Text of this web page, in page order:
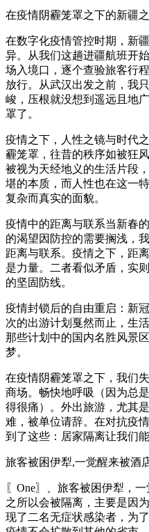
在疫情阴霾笼罩之下的新疆
在数字化疫情管控时期，新
异。从我们这趟进疆航班开
场入境口，逐个查验旅客行
放行。从武汉出发之前，我
峻，压根就没想到遥远且地
罩了。
疫情之下，人性之镜与时代
霾笼罩，往昔的秩序如被狂
被视为天经地义的生活片段
堪的本质，而人性也在这一
复杂而真实的面貌。
疫情中的距离与联系当新春
的渴望因防控的需要搁浅，
距离与联系。疫情之下，距
是力量。二者看似矛盾，实
的坚固防线。
疫情封锁后的自由重启：新
次的出游计划戛然而止，生
那些计划中的国内名胜风景
梦。
在疫情阴霾笼罩之下，我们
商场。畅快地呼吸（因为总
得很痛）。外出旅游，尤其
难，被单位请辞。在对抗疫
到了这些：居家隔离让我们
旅客被困伊犁,一觉醒来被酒
〖One〗、旅客被困伊犁，
之所以会被隔离，主要是因
现了二名无症状感染者，为